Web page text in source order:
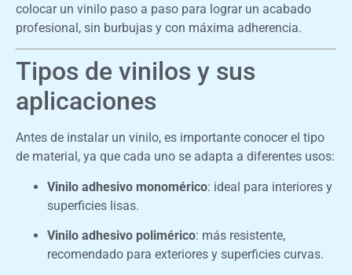
colocar un vinilo paso a paso para lograr un acabado
profesional, sin burbujas y con máxima adherencia.
Tipos de vinilos y sus
aplicaciones
Antes de instalar un vinilo, es importante conocer el tipo
de material, ya que cada uno se adapta a diferentes usos:
Vinilo adhesivo monomérico: ideal para interiores y
superficies lisas.
Vinilo adhesivo polimérico: más resistente,
recomendado para exteriores y superficies curvas.